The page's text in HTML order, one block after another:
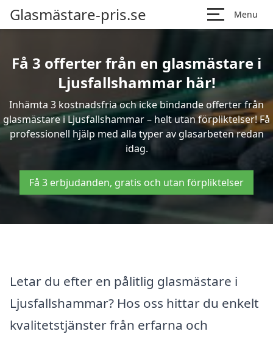
Glasmästare-pris.se Menu
Få 3 offerter från en glasmästare i
Ljusfallshammar här!
Inhämta 3 kostnadsfria och icke bindande offerter från
glasmästare i Ljusfallshammar – helt utan förpliktelser! Få
professionell hjälp med alla typer av glasarbeten redan
idag.
Få 3 erbjudanden, gratis och utan förpliktelser
Letar du efter en pålitlig glasmästare i
Ljusfallshammar? Hos oss hittar du enkelt
kvalitetstjänster från erfarna och